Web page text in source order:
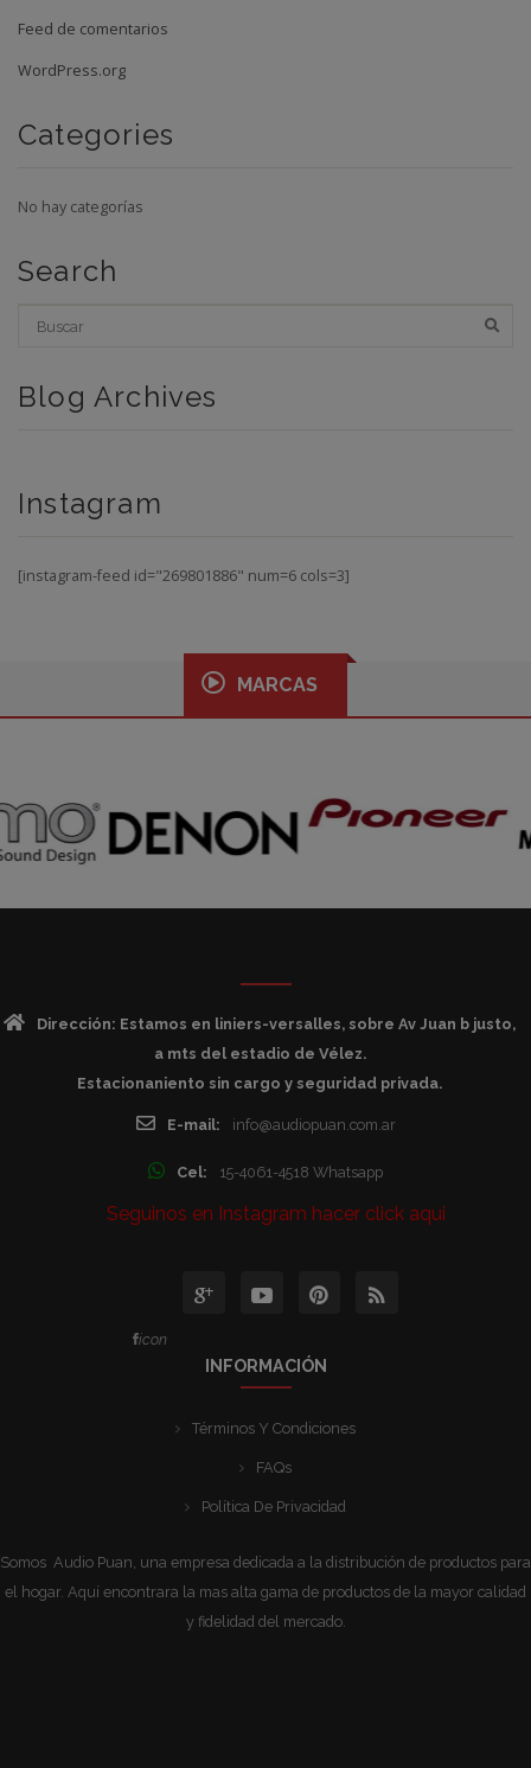
Feed de comentarios
WordPress.org
Categories
No hay categorías
Search
Blog Archives
Instagram
[instagram-feed id="269801886" num=6 cols=3]
MARCAS
Dirección: Estamos en liniers-versalles, sobre Av Juan b justo,
a mts del estadio de Vélez.
Estacionaniento sin cargo y seguridad privada.
E-mail: info@audiopuan.com.ar
Cel: 15-4061-4518 Whatsapp
Seguinos en Instagram hacer click aqui
icon
INFORMACIÓN
Términos Y Condiciones
FAQs
Política De Privacidad
Somos Audio Puan, una empresa dedicada a la distribución de productos para
el hogar. Aquí encontrara la mas alta gama de productos de la mayor calidad
y fidelidad del mercado.